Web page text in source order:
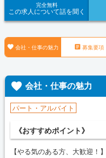
完全無料
この求人について話を聞く
 会社・仕事の魅力  募集要項
 会社・仕事の魅力
パート・アルバイト
《おすすめポイント》
【やる気のある方、大歓迎！